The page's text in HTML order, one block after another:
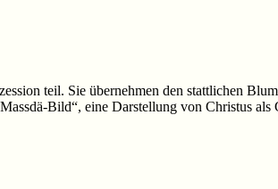
teil. Sie übernehmen den stattlichen
Bild“, eine Darstellung von Christus als